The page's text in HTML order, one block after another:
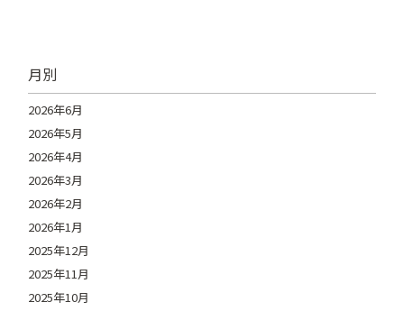
月別
2026年6月
2026年5月
2026年4月
2026年3月
2026年2月
2026年1月
2025年12月
2025年11月
2025年10月